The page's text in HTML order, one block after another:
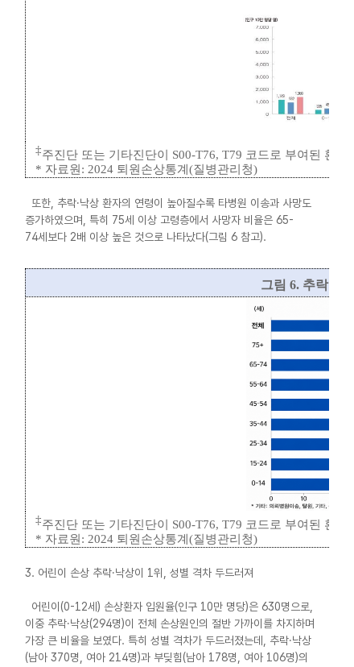
‡주진단 또는 기타진단이 S00-T76, T79 코드로 부여된 환자
* 자료원 : 2024 퇴원손상통계 (질병관리청)
또한, 추락·낙상 환자의 연령이 높아질수록 타병원 이송과 사망도
증가하였으며, 특히 75세 이상 고령층에서 사망자 비율은 65-
74세보다 2배 이상 높은 것으로 나타났다(그림 6 참고).
그림6. 추락 및
‡주진단 또는 기타진단이 S00-T76, T79 코드로 부여된 환자
* 자료원 : 2024 퇴원손상통계 (질병관리청)
3. 어린이 손상 추락·낙상이 1위, 성별 격차 두드러져
어린이(0-12세) 손상환자 입원율(인구 10만 명당)은 630명으로,
이중 추락·낙상(294명)이 전체 손상원인의 절반 가까이를 차지하며
가장 큰 비율을 보였다. 특히 성별 격차가 두드러졌는데, 추락·낙상
(남아 370명, 여아 214명)과 부딪힘(남아 178명, 여아 106명)의